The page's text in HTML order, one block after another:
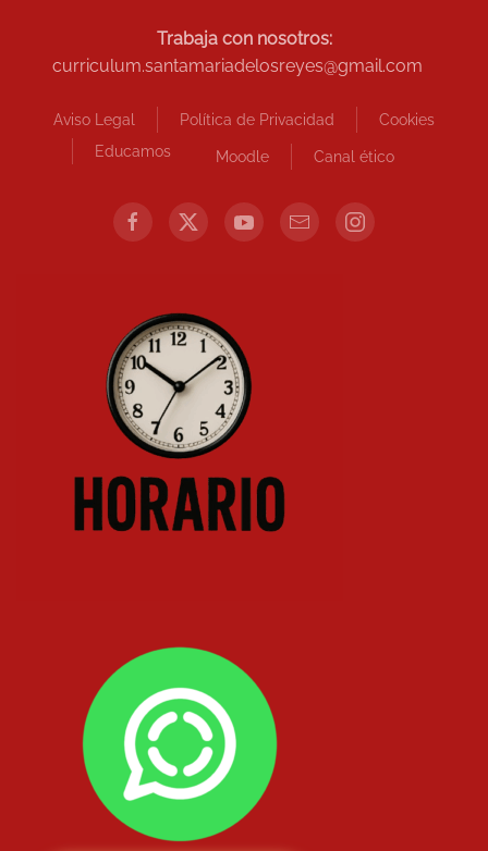
Trabaja con nosotros:
curriculum.santamariadelosreyes@gmail.com
Aviso Legal Política de Privacidad
Cookies
Educamos
Moodle Canal ético